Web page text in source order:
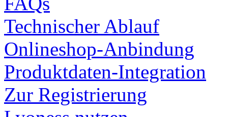
Technischer Ablauf
Onlineshop-Anbindung
Produktdaten-Integration
Zur Registrierung